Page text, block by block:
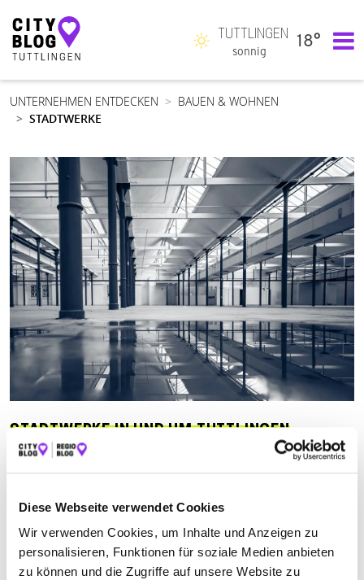
Diese Webseite verwendet Cookies
Wir verwenden Cookies, um Inhalte und Anzeigen zu
personalisieren, Funktionen für soziale Medien anbieten
zu können und die Zugriffe auf unsere Website zu
Hauptnavigation
TUTTLINGEN
sonnig
18°
UNTERNEHMEN ENTDECKEN
BAUEN & WOHNEN
STADTWERKE
STADTWERKE IN UND UM TUTTLINGEN
Suchen nach
Finden
ALLE TROSSINGEN TUTTLINGEN